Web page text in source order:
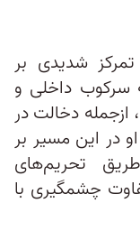
شدیدی بر
سرکوب داخلی و
ازجمله دخالت در
در این مسیر بر
تحریم‌های
چشمگیری با